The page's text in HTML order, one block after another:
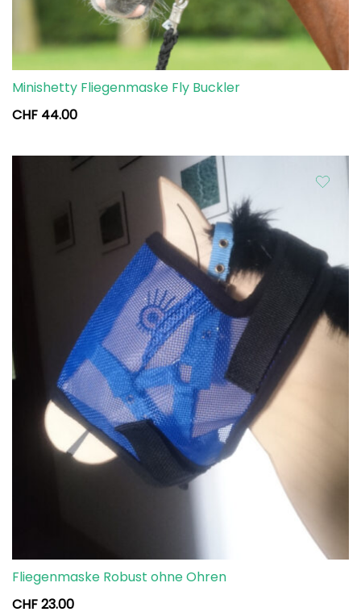
Minishetty Fliegenmaske Fly Buckler
CHF 44.00
Fliegenmaske Robust ohne Ohren
CHF23.00